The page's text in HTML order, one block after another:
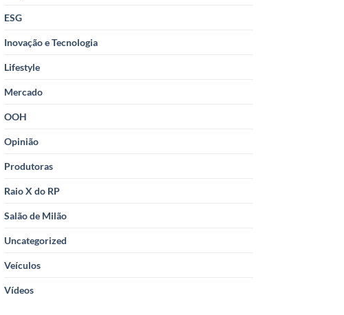
ESG
Inovação e Tecnologia
Lifestyle
Mercado
OOH
Opinião
Produtoras
Raio X do RP
Salão de Milão
Uncategorized
Veículos
Vídeos